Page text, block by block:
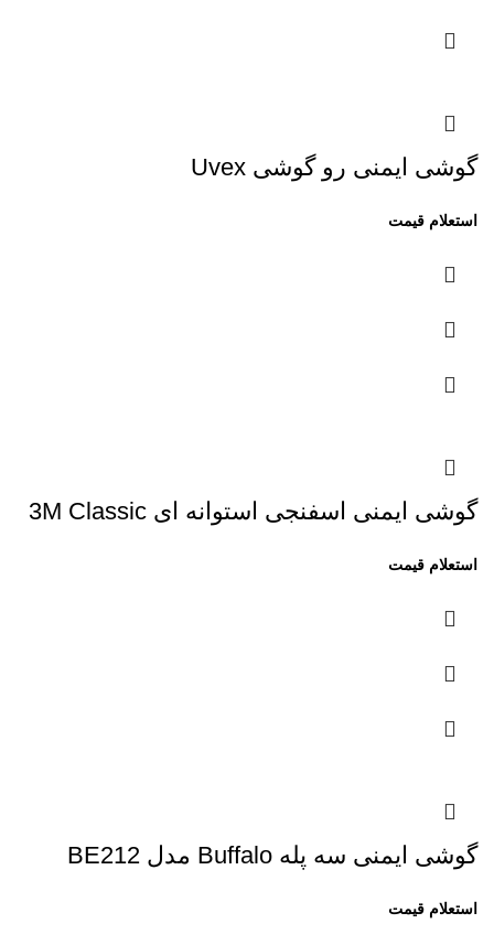
گوشی ایمنی رو گوشی Uvex
گوشی ایمنی اسفنجی استوانه ای 3M Classic
گوشی ایمنی سه پله Buffalo مدل BE212